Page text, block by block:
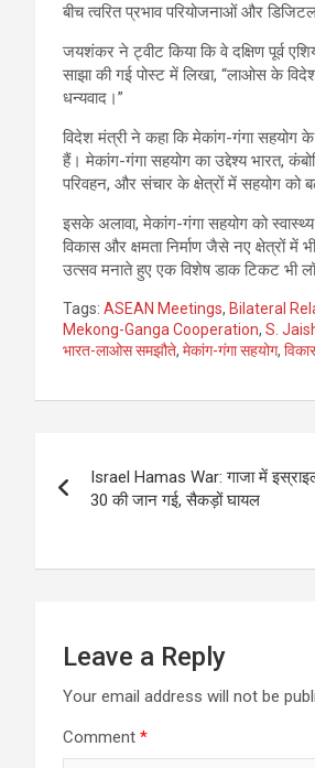
बीच त्वरित प्रभाव परियोजनाओं और
जयशंकर ने ट्वीट किया कि वे दक्षिण पूर्व
साझा की गई पोस्ट में लिखा, “लाओस के
धन्यवाद।”
विदेश मंत्री ने कहा कि मेकांग-गंगा सहयोग
हैं। मेकांग-गंगा सहयोग का उद्देश्य भारत,
परिवहन, और संचार के क्षेत्रों में सहयोग को
इसके अलावा, मेकांग-गंगा सहयोग को
विकास और क्षमता निर्माण जैसे नए क्षेत्रों में
उत्सव मनाते हुए एक विशेष डाक टिकट भी
Tags: ASEAN Meetings, Bilateral
Mekong-Ganga Cooperation, S.
भारत-लाओस समझौते, मेकांग-गंगा सहयोग,
navigation
Israel Hamas War: गाजा में
30 की जान गई, सैकड़ों घायल
Leave a Reply
Your email address will not be
Comment *